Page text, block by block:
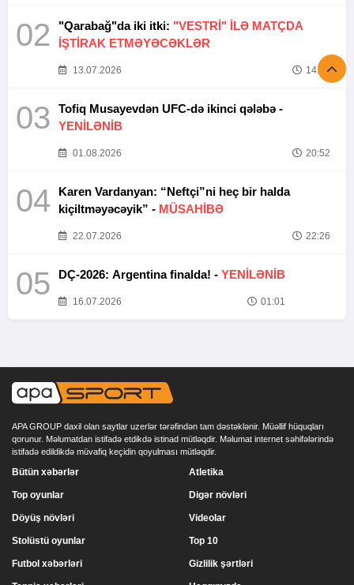
02 "Qarabağ"da iki itki: "VESTRİ" İLƏ MATÇDA
İŞTİRAK ETMƏYƏCƏKLƏR
13.07.2026 14:37
03
Tofiq Musayevdən UFC-də ikinci qələbə -
YENİLƏNİB
01.08.2026 20:52
04
Karen Vardanyan: “Neftçi”ni heç bir halda
kiçiltməyəcəyik” - MÜSAHİBƏ
22.07.2026 22:26
05 DÇ-2026: Argentina finalda! - YENİLƏNİB
16.07.2026 01:01
APA GROUP daxil olan saytlar uzerlər tərəfindən tam dəstəklənir. Müəllif hüquqları
qorunur. Məlumatdan istifadə etdikdə istinad mütləqdir. Məlumat internet səhifələrində
istifadə edildikdə müvafiq keçidin qoyulması mütləqdir.
Bütün xəbərlər
Top oyunlar
Döyüş növləri
Stolüstü oyunlar
Atletika
Digər növləri
Videolar
Top 10
Futbol xəbərləri Gizlilik şərtləri